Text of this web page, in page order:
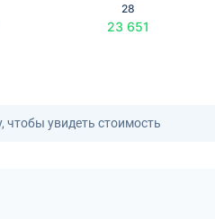
28
23 651
чтобы увидеть стоимость